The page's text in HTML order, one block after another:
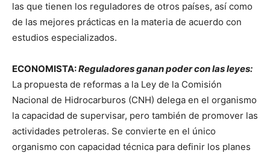
las que tienen los reguladores de otros países, así como
de las mejores prácticas en la materia de acuerdo con
estudios especializados.
ECONOMISTA:Reguladores ganan poder con las leyes:
La propuesta de reformas a la Ley de la Comisión
Nacional de Hidrocarburos (CNH) delega en el organismo
la capacidad de supervisar, pero también de promover las
actividades petroleras. Se convierte en el único
organismo con capacidad técnica para definir los planes